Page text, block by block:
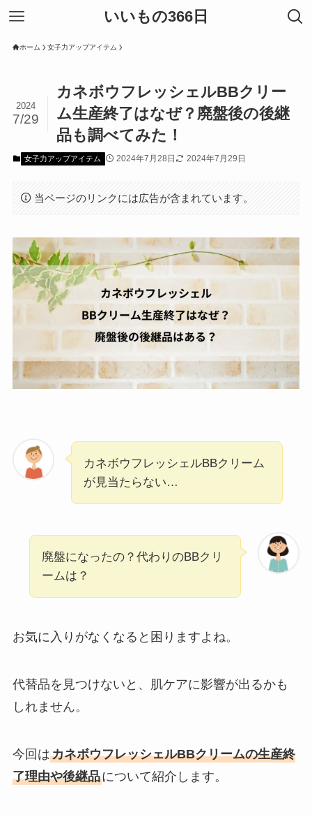
いいもの366日
ホーム 女子力アップアイテム
カネボウフレッシェルBBクリー
ム生産終了はなぜ？廃盤後の後継
品も調べてみた！
2024
7/29
女子力アップアイテム 2024年7月28日 2024年7月29日
当ページのリンクには広告が含まれています。
カネボウフレッシェルBBクリーム
が見当たらない…
廃盤になったの？代わりのBBクリ
ームは？
お気に入りがなくなると困りますよね。
代替品を見つけないと、肌ケアに影響が出るかも
しれません。
今回はカネボウフレッシェルBBクリームの生産終
了理由や後継品について紹介します。